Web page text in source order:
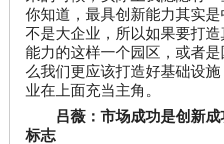
你知道，最具创新能力其实
不是大企业，所以如果要打
能力的这样一个园区，或者
么我们更应该打造好基础设
业在上面充当主角。
吕薇：市场成功是创新成
标志